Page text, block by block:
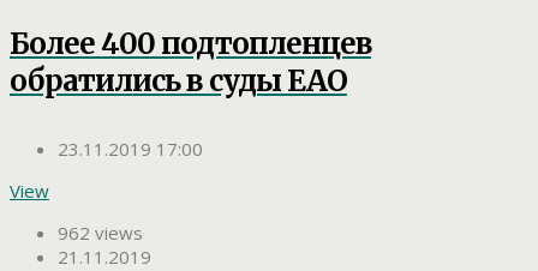
Более 400 подтопленцев
обратились в суды ЕАО
23.11.2019 17:00
View
962 views
21.11.2019